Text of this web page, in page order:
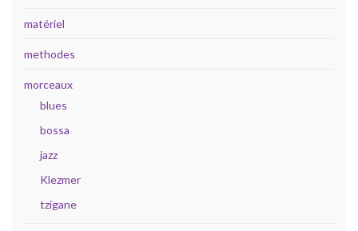
matériel
methodes
morceaux
blues
bossa
jazz
Klezmer
tzigane